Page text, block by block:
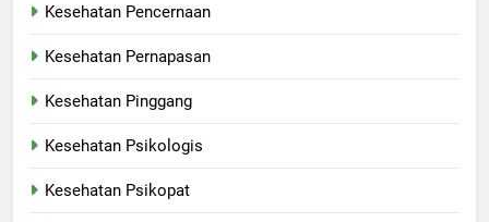
Kesehatan Pencernaan
Kesehatan Pernapasan
Kesehatan Pinggang
Kesehatan Psikologis
Kesehatan Psikopat